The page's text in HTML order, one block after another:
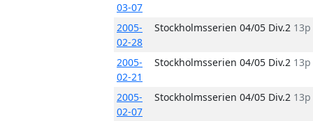
03-07
2005-
02-28
Stockholmsserien 04/05 Div.2 13p
2005-
02-21
Stockholmsserien 04/05 Div.2 13p
2005-
02-07
Stockholmsserien 04/05 Div.2 13p